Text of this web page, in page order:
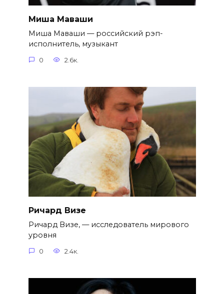
Миша Маваши
Миша Маваши — российский рэп-
исполнитель, музыкант
0 2.6к.
Ричард Визе
Ричард Визе, — исследователь мирового
уровня
0 2.4к.